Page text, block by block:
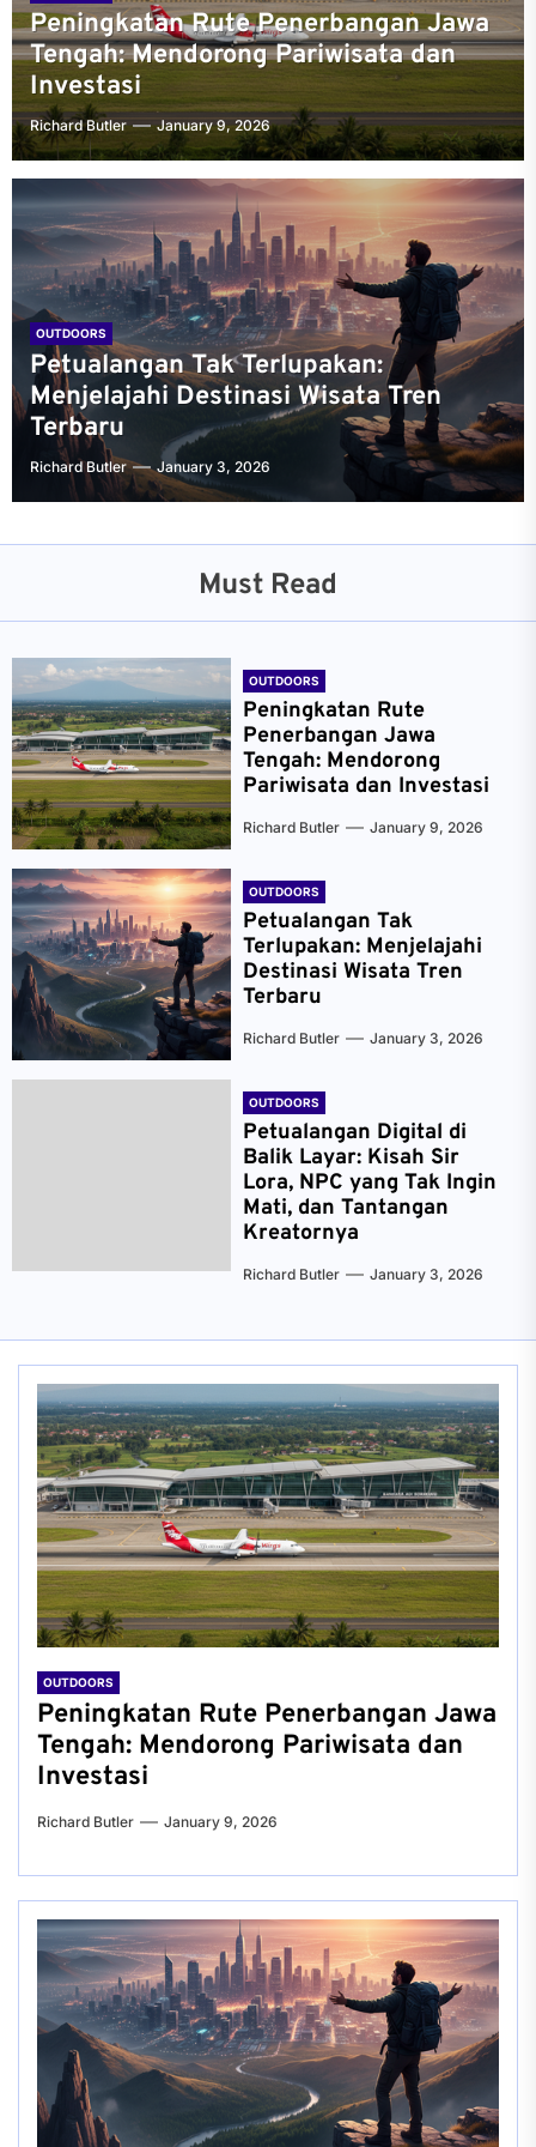
Peningkatan Rute Penerbangan Jawa
Tengah: Mendorong Pariwisata dan
Investasi
Richard Butler January 9, 2026
OUTDOORS
Petualangan Tak Terlupakan:
Menjelajahi Destinasi Wisata Tren
Terbaru
Richard Butler January 3, 2026
Must Read
OUTDOORS
Peningkatan Rute
Penerbangan Jawa
Tengah: Mendorong
Pariwisata dan Investasi
Richard Butler January 9, 2026
OUTDOORS
Petualangan Tak
Terlupakan: Menjelajahi
Destinasi Wisata Tren
Terbaru
Richard Butler January 3, 2026
OUTDOORS
Petualangan Digital di
Balik Layar: Kisah Sir
Lora, NPC yang Tak Ingin
Mati, dan Tantangan
Kreatornya
Richard Butler January 3, 2026
OUTDOORS
Peningkatan Rute Penerbangan Jawa
Tengah: Mendorong Pariwisata dan
Investasi
Richard Butler January 9, 2026